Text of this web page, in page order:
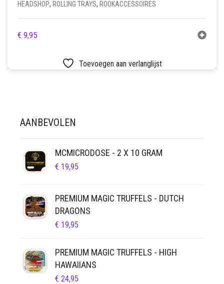
HEADSHOP, ROLLING TRAYS, ROOKACCESSOIRES
€ 9,95
Toevoegen aan verlanglijst
AANBEVOLEN
MCMICRODOSE - 2 X 10 GRAM
€ 19,95
PREMIUM MAGIC TRUFFELS - DUTCH
DRAGONS
€ 19,95
PREMIUM MAGIC TRUFFELS - HIGH
HAWAIIANS
€ 24,95